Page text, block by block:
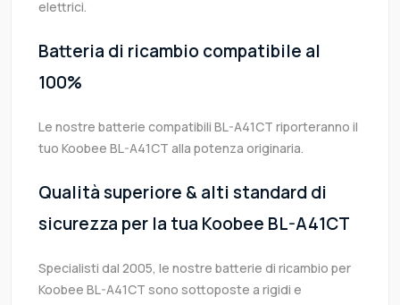
elettrici.
Batteria di ricambio compatibile al
100%
Le nostre batterie compatibili BL-A41CT riporteranno il
tuo Koobee BL-A41CT alla potenza originaria.
Qualità superiore & alti standard di
sicurezza per la tua Koobee BL-A41CT
Specialisti dal 2005, le nostre batterie di ricambio per
Koobee BL-A41CT sono sottoposte a rigidi e